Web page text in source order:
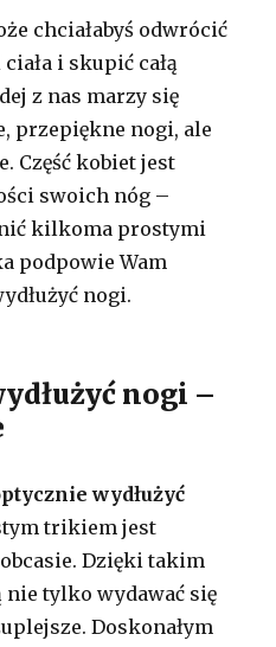
chciałabyś odwrócić
i skupić całą
z nas marzy się
przepiękne nogi, ale
Część kobiet jest
swoich nóg –
kilkoma prostymi
podpowie Wam
nogi.
nogi –
wydłużyć
trikiem jest
Dzięki takim
nie tylko wydawać się
Doskonałym